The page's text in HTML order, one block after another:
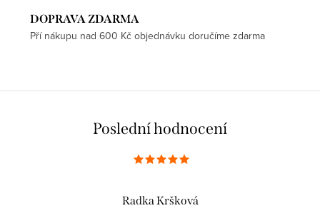
DOPRAVA ZDARMA
Pří nákupu nad 600 Kč objednávku doručíme zdarma
Poslední hodnocení
Radka Kršková